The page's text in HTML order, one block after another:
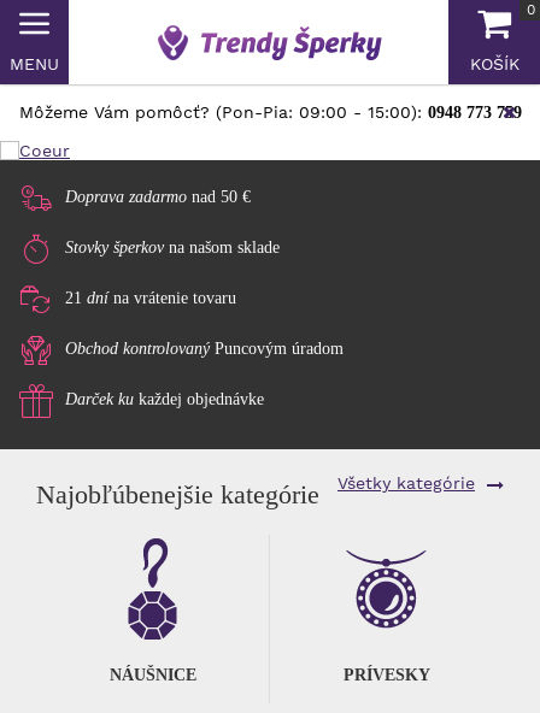
MENU
0
KOŠÍK
Môžeme Vám pomôcť? (Pon-Pia: 09:00 - 15:00): 0948 773 759
Doprava zadarmo nad 50 €
Stovky šperkovna našom sklade
21 dnína vrátenie tovaru
Obchod kontrolovanýPuncovým úradom
Darček ku každej objednávke
Všetky kategórie
Najobľúbenejšie kategórie
NÁUŠNICE PRÍVESKY